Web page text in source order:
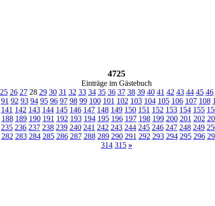
4725
Einträge im Gästebuch
25 26 2728 29 30 31 32 33 34 35 36 37 38 39 40 41 42 43 44 45 46
91 92 93 94 95 96 97 98 99 100 101 102 103 104 105 106 107 108
141 142 143 144 145 146 147 148 149 150 151 152 153 154 155
188 189 190 191 192 193 194 195 196 197 198 199 200 201 202
235 236 237 238 239 240 241 242 243 244 245 246 247 248 249
282 283 284 285 286 287 288 289 290 291 292 293 294 295 296
314 315 »